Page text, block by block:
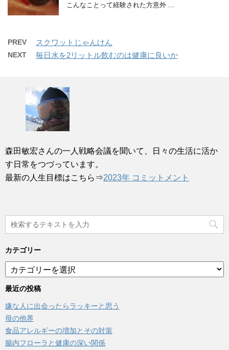
こんなことって経験された方意外 ...
PREV スクワットじゃんけん
NEXT 毎日水を2リットル飲むのは健康に良いか
森田敏宏さんの一人戦略会議を聞いて、日々の生活に活か
す日常をつづっています。
最新の人生目標はこちら⇒2023年 コミットメント
カテゴリー
テ
ゴ
ー
最近の投稿
嫌な人に出会ったらラッキーと思う
母の他界
食品アレルギーの増加とその対策
腸内フローラと健康の深い関係